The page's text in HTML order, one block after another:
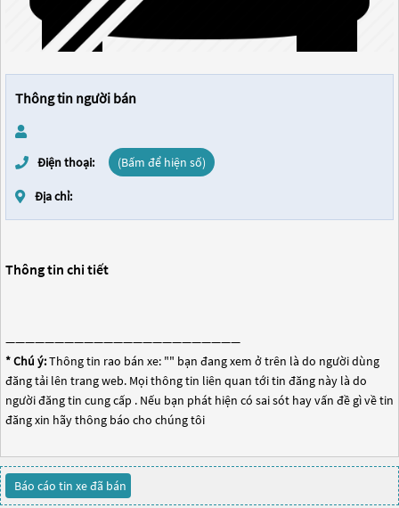
Thông tin người bán
Điện thoại: (Bấm để hiện số)
Địa chỉ:
Thông tin chi tiết
————————————————————————
* Chú ý:Thông tin rao bán xe: "" bạn đang xem ở trên là do người dùng
đăng tải lên trang web. Mọi thông tin liên quan tới tin đăng này là do
người đăng tin cung cấp . Nếu bạn phát hiện có sai sót hay vấn đề gì về tin
đăng xin hãy thông báo cho chúng tôi
Báo cáo tin xe đã bán